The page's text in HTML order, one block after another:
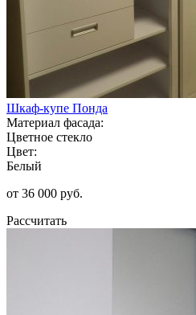
Шкаф-купе Понда
Материал фасада:
Цветное стекло
Цвет:
Белый
от 36 000 руб.
Рассчитать